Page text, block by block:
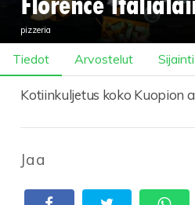
pizzeria
Tiedot Arvostelut Sijainti
Kotiinkuljetus koko Kuopion
Jaa